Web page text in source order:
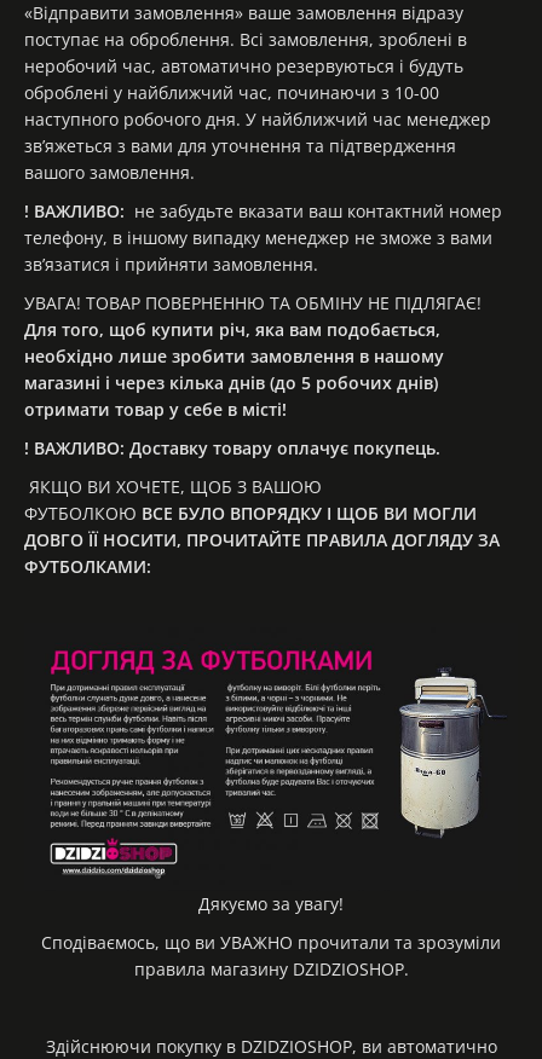
«Відправити замовлення» ваше замовлення відразу
поступає на оброблення. Всі замовлення, зроблені в
неробочий час, автоматично резервуються і будуть
оброблені у найближчий час, починаючи з 10-00
наступного робочого дня. У найближчий час менеджер
зв’яжеться з вами для уточнення та підтвердження
вашого замовлення.
! ВАЖЛИВО: не забудьте вказати ваш контактний номер
телефону, в іншому випадку менеджер не зможе з вами
зв’язатися і прийняти замовлення.
УВАГА! ТОВАР ПОВЕРНЕННЮ ТА ОБМІНУ НЕ ПІДЛЯГАЄ!
Для того, щоб купити річ, яка вам подобається,
необхідно лише зробити замовлення в нашому
магазині і через кілька днів (до 5 робочих днів)
отримати товар у себе в місті!
! ВАЖЛИВО: Доставку товару оплачує покупець.
ЯКЩО ВИ ХОЧЕТЕ, ЩОБ З ВАШОЮ
ФУТБОЛКОЮ ВСЕ БУЛО ВПОРЯДКУ І ЩОБ ВИ МОГЛИ
ДОВГО ЇЇ НОСИТИ, ПРОЧИТАЙТЕ ПРАВИЛА ДОГЛЯДУ ЗА
ФУТБОЛКАМИ:
Дякуємо за увагу!
Сподіваємось, що ви УВАЖНО прочитали та зрозуміли
правила магазину DZIDZIOSHOP.
Здійснюючи покупку в DZIDZIOSHOP, ви автоматично